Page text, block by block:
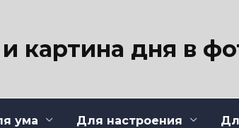
картина дня в
ума Для настроения